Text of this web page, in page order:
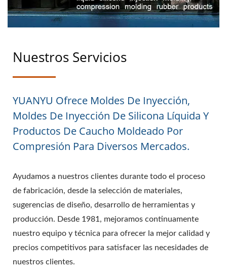
Nuestros Servicios
YUANYU Ofrece Moldes De Inyección,
Moldes De Inyección De Silicona Líquida Y
Productos De Caucho Moldeado Por
Compresión Para Diversos Mercados.
Ayudamos a nuestros clientes durante todo el proceso
de fabricación, desde la selección de materiales,
sugerencias de diseño, desarrollo de herramientas y
producción. Desde 1981, mejoramos continuamente
nuestro equipo y técnica para ofrecer la mejor calidad y
precios competitivos para satisfacer las necesidades de
nuestros clientes.